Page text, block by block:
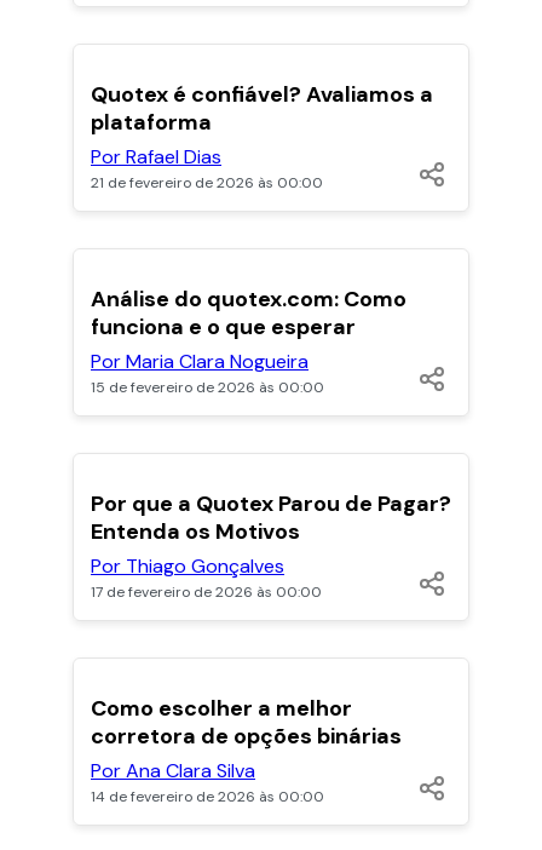
POPULARES
Quotex é confiável? Avaliamos a
plataforma
Por Rafael Dias
21 de fevereiro de 2026 às 00:00
Análise do quotex.com: Como
funciona e o que esperar
Por Maria Clara Nogueira
15 de fevereiro de 2026 às 00:00
POPULARES
Por que a Quotex Parou de Pagar?
Entenda os Motivos
Por Thiago Gonçalves
17 de fevereiro de 2026 às 00:00
Como escolher a melhor
corretora de opções binárias
Por Ana Clara Silva
14 de fevereiro de 2026 às 00:00